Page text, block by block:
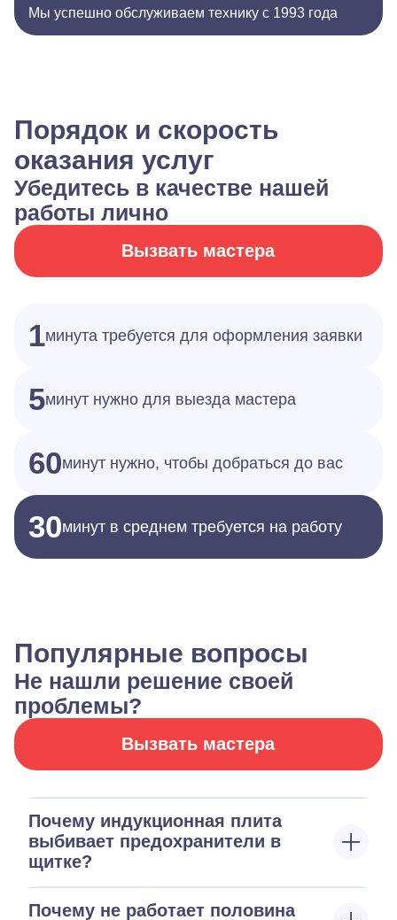
Мы успешно обслуживаем технику с 1993 года
Порядок и скорость
оказания услуг
Убедитесь в качестве нашей
работы лично
Вызвать мастера
1минута требуется для оформления заявки
5минут нужно для выезда мастера
60минут нужно, чтобы добраться до вас
30минут в среднем требуется на работу
Популярные вопросы
Не нашли решение своей
проблемы?
Вызвать мастера
Почему индукционная плита
выбивает предохранители в
щитке?
Почему не работает половина